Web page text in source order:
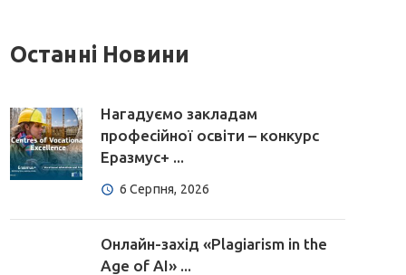
Останні Новини
Нагадуємо закладам
професійної освіти – конкурс
Еразмус+ ...
6 Серпня, 2026
Онлайн-захід «Plagiarism in the
Age of AI» ...